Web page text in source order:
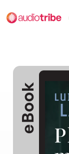
eBook